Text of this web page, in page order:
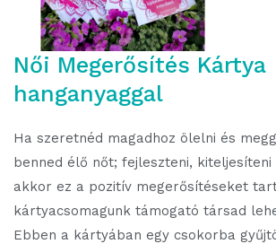
Női Megerősítés Kártya
hanganyaggal
Ha szeretnéd magadhoz ölelni és
benned élő nőt; fejleszteni, kiteljesíteni
akkor ez a pozitív megerősítéseket
kártyacsomagunk támogató társad
Ebben a kártyában egy csokorba